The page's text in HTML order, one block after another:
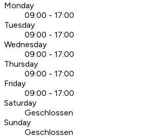
Monday
09:00 - 17:00
Tuesday
09:00 - 17:00
Wednesday
09:00 - 17:00
Thursday
09:00 - 17:00
Friday
09:00 - 17:00
Saturday
Geschlossen
Sunday
Geschlossen